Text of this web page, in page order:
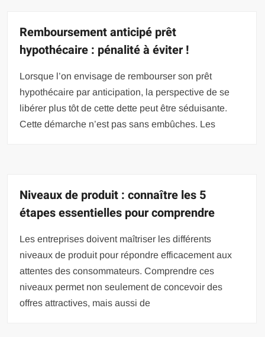
Remboursement anticipé prêt
hypothécaire : pénalité à éviter !
Lorsque l’on envisage de rembourser son prêt
hypothécaire par anticipation, la perspective de se
libérer plus tôt de cette dette peut être séduisante.
Cette démarche n’est pas sans embûches. Les
Niveaux de produit : connaître les 5
étapes essentielles pour comprendre
Les entreprises doivent maîtriser les différents
niveaux de produit pour répondre efficacement aux
attentes des consommateurs. Comprendre ces
niveaux permet non seulement de concevoir des
offres attractives, mais aussi de